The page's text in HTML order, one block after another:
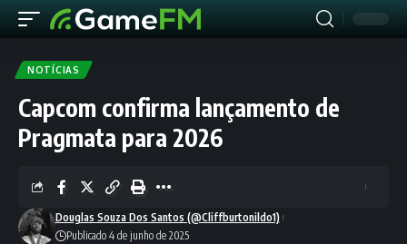
NOTÍCIAS
Capcom confirma lançamento de
Pragmata para 2026
Douglas Souza Dos Santos (@Cliffburtonildo1)
Publicado 4 de junho de 2025